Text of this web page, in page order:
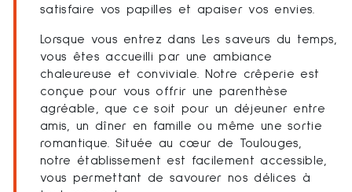
satisfaire vos papilles et apaiser vos envies.
Lorsque vous entrez dans Les saveurs du temps,
vous êtes accueilli par une ambiance
chaleureuse et conviviale. Notre crêperie est
conçue pour vous offrir une parenthèse
agréable, que ce soit pour un déjeuner entre
amis, un dîner en famille ou même une sortie
romantique. Située au cœur de Toulouges,
notre établissement est facilement accessible,
vous permettant de savourer nos délices à